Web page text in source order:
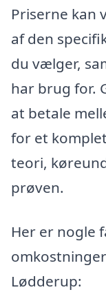
Priserne kan
af den
du vælger,
har brug for.
at betale
for et
teori,
prøven.
Her er nogle
Lødderup: